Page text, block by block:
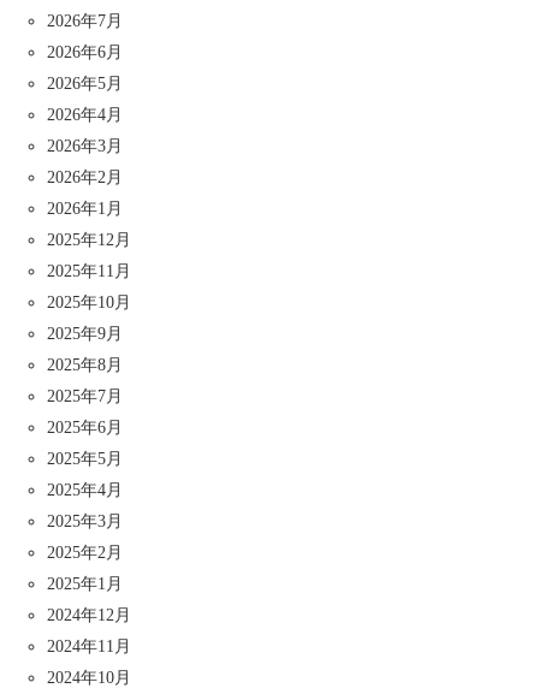
2026年7月
2026年6月
2026年5月
2026年4月
2026年3月
2026年2月
2026年1月
2025年12月
2025年11月
2025年10月
2025年9月
2025年8月
2025年7月
2025年6月
2025年5月
2025年4月
2025年3月
2025年2月
2025年1月
2024年12月
2024年11月
2024年10月